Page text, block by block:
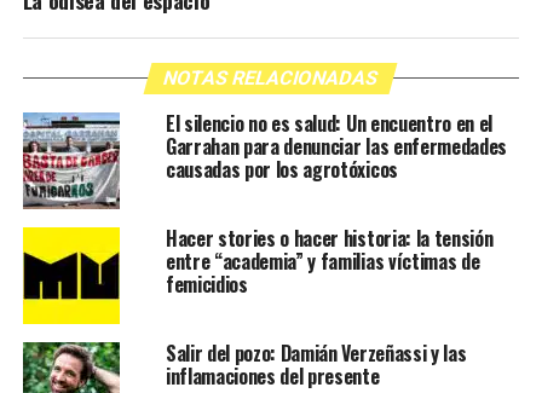
NOTAS RELACIONADAS
El silencio no es salud: Un encuentro en el
Garrahan para denunciar las enfermedades
causadas por los agrotóxicos
Hacer stories o hacer historia: la tensión
entre “academia” y familias víctimas de
femicidios
Salir del pozo: Damián Verzeñassi y las
inflamaciones del presente